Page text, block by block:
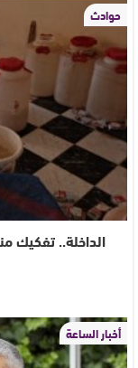
حوادث
أخبار الساعة